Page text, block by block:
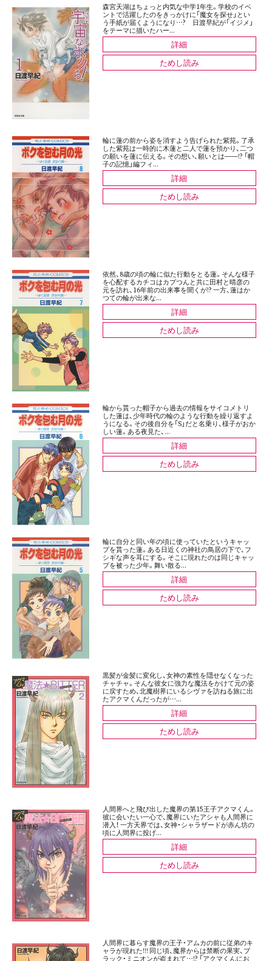
森宮天湖はちょっと内気な中学1年生。学校のイベ
ントで活躍したのをきっかけに「魔女を探せ」とい
う手紙が届くようになり…? 日渡早紀が「イジメ」
をテーマに描いたハー...
詳細
ためし読み
輪に蓮の前から姿を消すよう告げられた紫苑。了承
した紫苑は一時的に木蓮と二人で蓮を預かり、二つ
の願いを蓮に伝える。その想い、願いとは――!? 「帽
子の記憶」編フィ...
詳細
ためし読み
依然、8歳の頃の輪に似た行動をとる蓮。そんな様子
を心配するカチコはカプつんと共に田村と晴彦の
元を訪れ、16年前の出来事を聞くが!? 一方、蓮はか
つての輪が出来な...
詳細
ためし読み
輪から貰った帽子から過去の情報をサイコメトリ
した蓮は、少年時代の輪のような行動を繰り返すよ
うになる。その後自分を「S」だと名乗り、様子がおか
しい蓮。ある夜見た、...
詳細
ためし読み
輪に自分と同い年の頃に使っていたというキャッ
プを貰った蓮。ある日近くの神社の鳥居の下で、フ
シギな声を耳にする。そこに現れたのは同じキャッ
プを被った少年。舞い散る...
詳細
ためし読み
黒髪が金髪に変化し、女神の素性を隠せなくなった
チャチャ。そんな彼女に強力な魔法をかけて元の姿
に戻すため、北魔樹界にいるシヴァを訪ねる旅に出
たアクマくんだったが…...
詳細
ためし読み
人間界へと飛び出した魔界の第15王子アクマくん。
彼に会いたい一心で、魔界にいたアシャも人間界に
潜入！ 一方天界では、女神・シャラザードが赤ん坊の
頃に人間界に投げ...
詳細
ためし読み
人間界に暮らす魔界の王子・アムカの前に従弟のキ
ャラが現れた!!! 同じ頃、魔界からは禁断の果実、ブ
ラック・ミニオンが盗まれて…!? 「アクマくんにお